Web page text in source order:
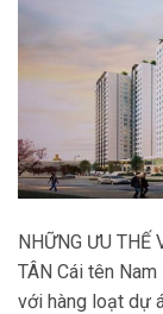
NHỮNG ƯU THẾ
TÂN Cái tên
với hàng loạt dự